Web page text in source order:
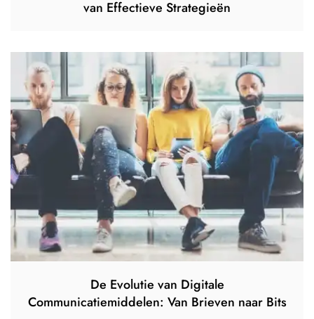
van Effectieve Strategieën
De Evolutie van Digitale
Communicatiemiddelen: Van Brieven naar Bits